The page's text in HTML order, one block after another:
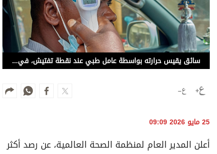
سائق يقيس حرارته بواسطة عامل طبي عند نقطة تفتيش، في مونغبوالو، بالكونغو الديموقراطية
25 مايو 2026 09:09
أعلن المدير العام لمنظمة الصحة العالمية، عن رصد أكثر